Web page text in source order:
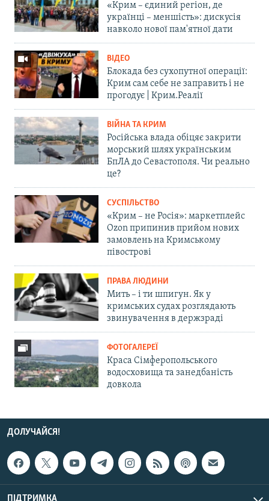
«Крим – єдиний регіон, де
українці – меншість»: дискусія
навколо нової пам'ятної дати
ВІДЕО
Блокада без сухопутної операції:
Крим сам себе не заправить і не
прогодує | Крим.Реалії
ВІЙНА ТА КРИМ
Російська влада обіцяє закрити
морський шлях українським
БпЛА до Севастополя. Чи реально
це?
СУСПІЛЬСТВО
«Крим – не Росія»: маркетплейс
Ozon припинив прийом нових
замовлень на Кримському
півострові
ПРАВА ЛЮДИНИ
Мить – і ти шпигун. Як у
кримських судах розглядають
звинувачення в держзраді
ФОТОГАЛЕРЕЇ
Краса Сімферопольського
водосховища та занедбаність
довкола
ДОЛУЧАЙСЯ!
ПІДТРИМКА